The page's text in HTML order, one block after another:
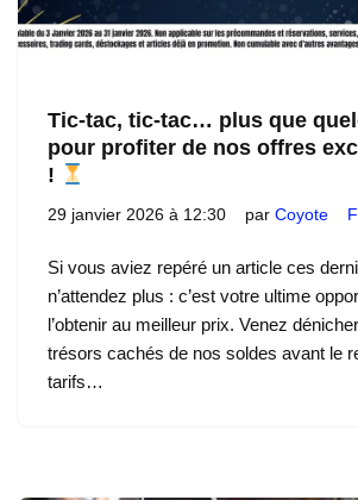
Tic-tac, tic-tac… plus que
pour profiter de nos offres
!
29 janvier 2026 à 12:30 par Coyote
Si vous aviez repéré un article ces
n’attendez plus : c’est votre ultime
l’obtenir au meilleur prix. Venez
trésors cachés de nos soldes avant le
tarifs…